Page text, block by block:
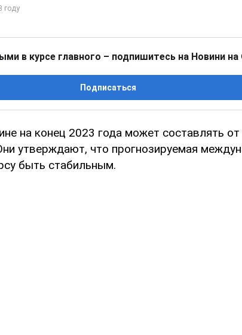
в курсе главного – подпишитесь на Новини на
Подписаться
на конец 2023 года может составлять
утверждают, что прогнозируемая
быть стабильным.